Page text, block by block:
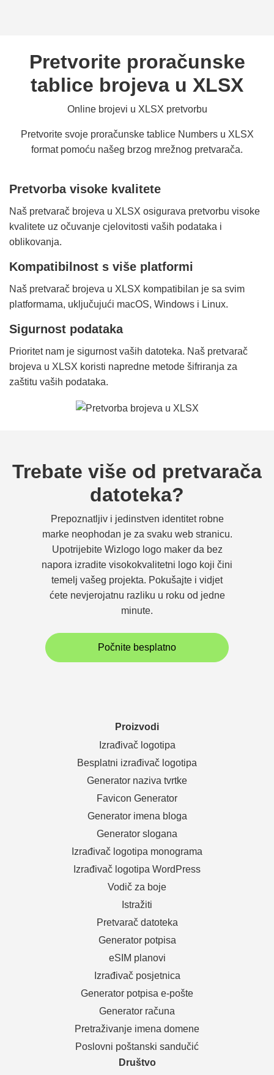
Pretvorite proračunske
tablice brojeva u XLSX
Online brojevi u XLSX pretvorbu
Pretvorite svoje proračunske tablice Numbers u XLSX
format pomoću našeg brzog mrežnog pretvarača.
Pretvorba visoke kvalitete
Naš pretvarač brojeva u XLSX osigurava pretvorbu visoke
kvalitete uz očuvanje cjelovitosti vaših podataka i
oblikovanja.
Kompatibilnost s više platformi
Naš pretvarač brojeva u XLSX kompatibilan je sa svim
platformama, uključujući macOS, Windows i Linux.
Sigurnost podataka
Prioritet nam je sigurnost vaših datoteka. Naš pretvarač
brojeva u XLSX koristi napredne metode šifriranja za
zaštitu vaših podataka.
Trebate više od pretvarača
datoteka?
Prepoznatljiv i jedinstven identitet robne
marke neophodan je za svaku web stranicu.
Upotrijebite Wizlogo logo maker da bez
napora izradite visokokvalitetni logo koji čini
temelj vašeg projekta. Pokušajte i vidjet
ćete nevjerojatnu razliku u roku od jedne
minute.
Počnite besplatno
Proizvodi
Izrađivač logotipa
Besplatni izrađivač logotipa
Generator naziva tvrtke
Favicon Generator
Generator imena bloga
Generator slogana
Izrađivač logotipa monograma
Izrađivač logotipa WordPress
Vodič za boje
Istražiti
Pretvarač datoteka
Generator potpisa
eSIM planovi
Izrađivač posjetnica
Generator potpisa e-pošte
Generator računa
Pretraživanje imena domene
Poslovni poštanski sandučić
Društvo